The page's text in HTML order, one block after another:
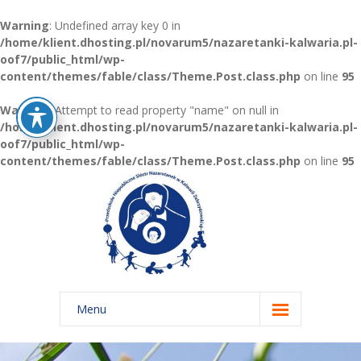
Warning: Undefined array key 0 in
/home/klient.dhosting.pl/novarum5/nazaretanki-kalwaria.pl-
oof7/public_html/wp-
content/themes/fable/class/Theme.Post.class.php on line 95
Warning: Attempt to read property "name" on null in
/home/klient.dhosting.pl/novarum5/nazaretanki-kalwaria.pl-
oof7/public_html/wp-
content/themes/fable/class/Theme.Post.class.php on line 95
Menu
Home